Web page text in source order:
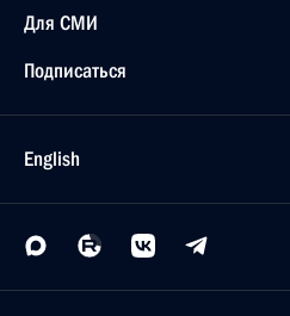
Для СМИ
Подписаться
English